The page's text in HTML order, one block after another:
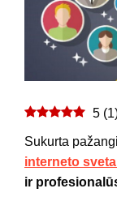
5 (1
Sukurta
interneto
ir